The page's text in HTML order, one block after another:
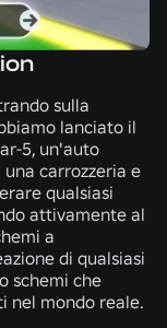
sulla
lanciato il
5, un'auto
carrozzeria e
qualsiasi
attivamente al
a
di qualsiasi
schemi che
nel mondo reale.